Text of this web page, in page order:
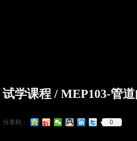
试学课程 / MEP103-管
分享到： 0